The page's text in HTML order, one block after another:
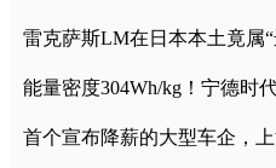
雷克萨斯LM在日本本土竟属
能量密度304Wh/kg！宁德时